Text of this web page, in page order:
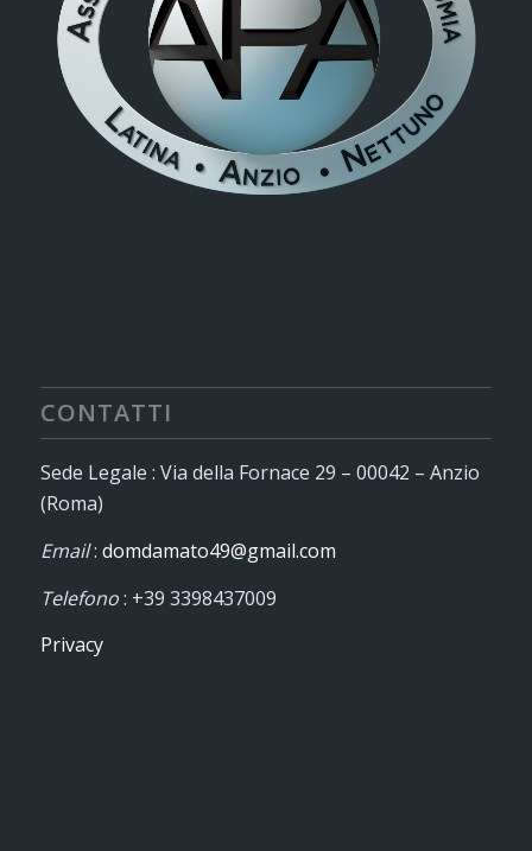
CONTATTI
Sede Legale : Via della Fornace 29 – 00042 – Anzio
(Roma)
Email: domdamato49@gmail.com
Telefono: +39 3398437009
Privacy